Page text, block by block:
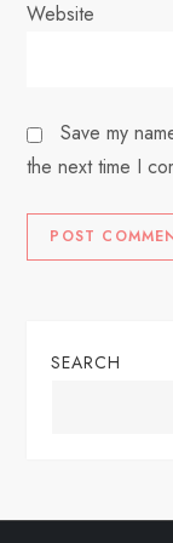
Website
Save my
the next time I
SEARCH